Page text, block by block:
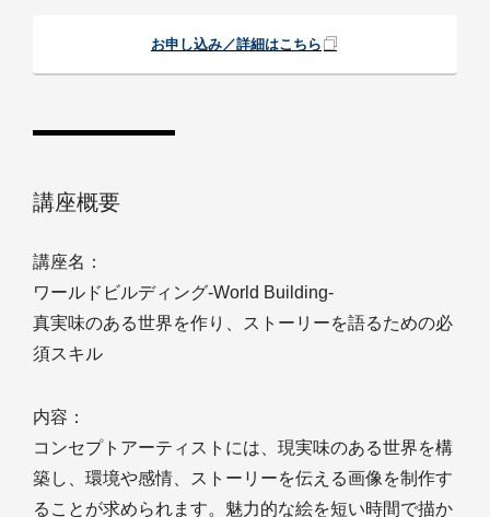
お申し込み／詳細はこちら
講座概要
講座名：
ワールドビルディング-World Building-
真実味のある世界を作り、ストーリーを語るための必
須スキル
内容：
コンセプトアーティストには、現実味のある世界を構
築し、環境や感情、ストーリーを伝える画像を制作す
ることが求められます。魅力的な絵を短い時間で描か